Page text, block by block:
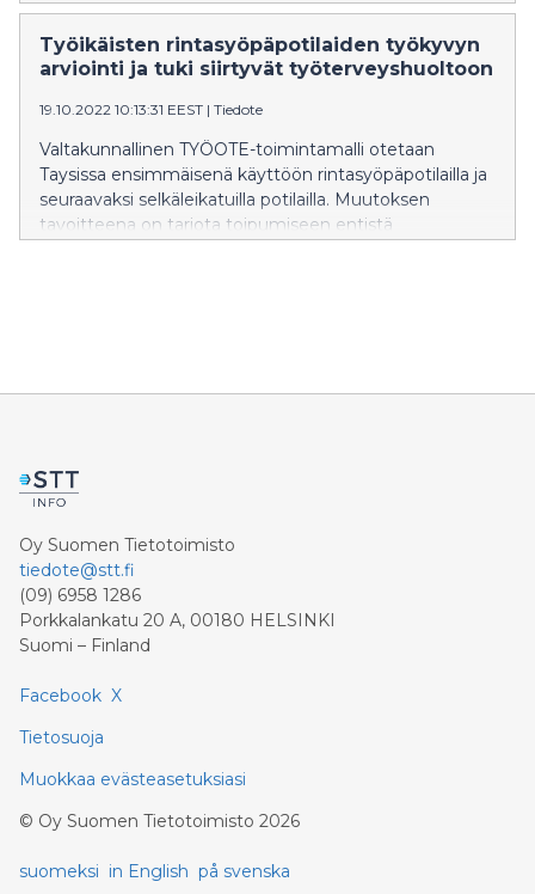
suunnattua koulutustilaisuutta 17.–18.11. sekä
yleisöluentotilaisuuden perjantaina 18.11. Tilaisuuksien
tarkoituksena on lisätä sekä ammattilaisten että
hoitomuodoista.
Työikäisten rintasyöpäpotilaiden työkyvyn
arviointi ja tuki siirtyvät työterveyshuoltoon
19.10.2022 10:13:31 EEST | Tiedote
Valtakunnallinen TYÖOTE-toimintamalli otetaan
Taysissa ensimmäisenä käyttöön rintasyöpäpotilailla ja
seuraavaksi selkäleikatuilla potilailla. Muutoksen
tavoitteena on tarjota toipumiseen entistä
Oy Suomen Tietotoimisto
tiedote@stt.fi
(09) 6958 1286
Porkkalankatu 20 A, 00180 HELSINKI
Suomi – Finland
Facebook X
Tietosuoja
Muokkaa evästeasetuksiasi
© Oy Suomen Tietotoimisto 2026
suomeksi in English på svenska